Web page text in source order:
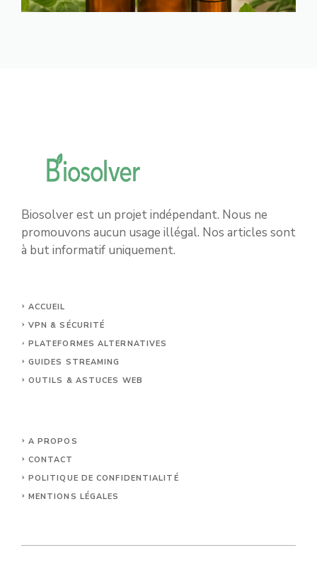
Biosolver est un projet indépendant. Nous ne
promouvons aucun usage illégal. Nos articles sont
à but informatif uniquement.
ACCUEIL
VPN & SÉCURITÉ
PLATEFORMES ALTERNATIVES
GUIDES STREAMING
OUTILS & ASTUCES WEB
A PROPOS
CONTACT
POLITIQUE DE CONFIDENTIALITÉ
MENTIONS LÉGALES